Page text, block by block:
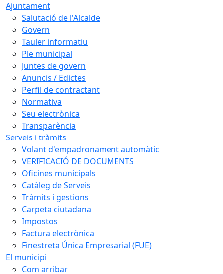
Ajuntament
Salutació de l'Alcalde
Govern
Tauler informatiu
Ple municipal
Juntes de govern
Anuncis / Edictes
Perfil de contractant
Normativa
Seu electrònica
Transparència
Serveis i tràmits
Volant d'empadronament automàtic
VERIFICACIÓ DE DOCUMENTS
Oficines municipals
Catàleg de Serveis
Tràmits i gestions
Carpeta ciutadana
Impostos
Factura electrònica
Finestreta Única Empresarial (FUE)
El municipi
Com arribar